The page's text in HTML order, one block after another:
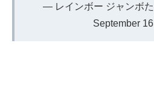
— レインボー ジャンボ
September